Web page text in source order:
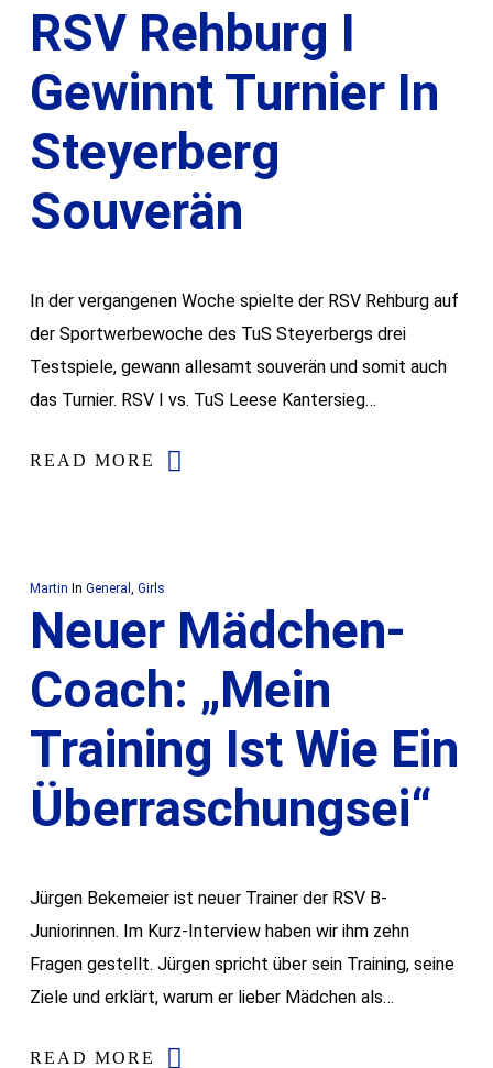
RSV Rehburg I
Gewinnt Turnier In
Steyerberg
Souverän
In der vergangenen Woche spielte der RSV Rehburg auf
der Sportwerbewoche des TuS Steyerbergs drei
Testspiele, gewann allesamt souverän und somit auch
das Turnier. RSV I vs. TuS Leese Kantersieg…
READ MORE
Martin In General Girls
Neuer Mädchen-
Coach: „Mein
Training Ist Wie Ein
Überraschungsei“
Jürgen Bekemeier ist neuer Trainer der RSV B-
Juniorinnen. Im Kurz-Interview haben wir ihm zehn
Fragen gestellt. Jürgen spricht über sein Training, seine
Ziele und erklärt, warum er lieber Mädchen als…
READ MORE